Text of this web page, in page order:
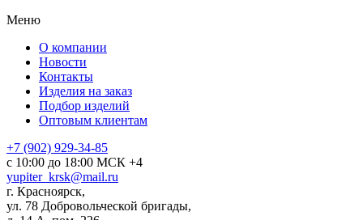
Меню
О компании
Новости
Контакты
Изделия на заказ
Подбор изделий
Оптовым клиентам
+7 (902) 929-34-85
с 10:00 до 18:00 МСК +4
yupiter_krsk@mail.ru
г. Красноярск,
ул. 78 Добровольческой бригады,